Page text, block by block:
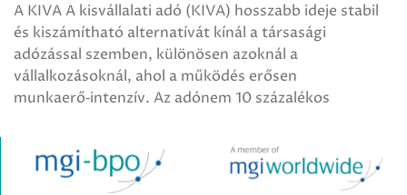
A KIVA A kisvállalati adó (KIVA) hosszabb ideje stabil
és kiszámítható alternatívát kínál a társasági
adózással szemben, különösen azoknál a
vállalkozásoknál, ahol a működés erősen
munkaerő‑intenzív. Az adónem 10 százalékos